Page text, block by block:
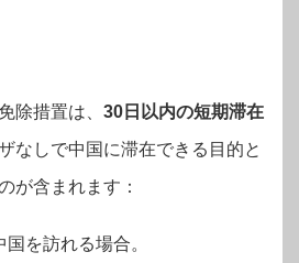
除措置は、 30日以内の短期滞在
なしで中国に滞在できる目的と
が含まれます：
国を訪れる場合。